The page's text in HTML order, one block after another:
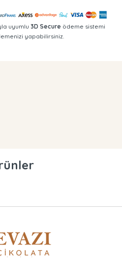
uyumlu 3D Secure ödeme sistemi
yapabilirsiniz.